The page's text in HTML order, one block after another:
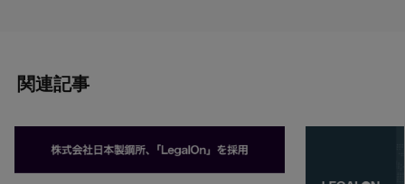
関連記事